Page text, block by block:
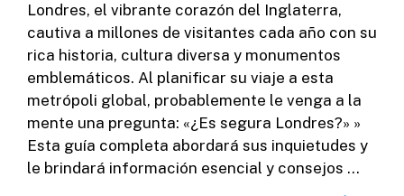
Londres, el vibrante corazón del Inglaterra,
cautiva a millones de visitantes cada año con su
rica historia, cultura diversa y monumentos
emblemáticos. Al planificar su viaje a esta
metrópoli global, probablemente le venga a la
mente una pregunta: «¿Es segura Londres?» »
Esta guía completa abordará sus inquietudes y
le brindará información esencial y consejos …